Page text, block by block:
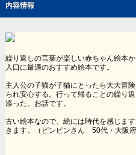
内容情報
繰り返しの言葉が楽しい赤ちゃん絵本
入口に最適のおすすめ絵本です。
主人公の子猫が子猫にとったら大大冒
られ安心する。行って帰ることの繰り
添った、お話です。
古い絵本なので、絵には時代を感じま
きます。（ピンピンさん 50代・大阪